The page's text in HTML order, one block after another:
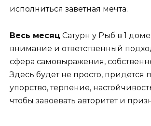
исполниться заветная мечта.
Весь месяц Сатурн у Рыб в 1
внимание и ответственный
сфера самовыражения,
Здесь будет не просто, придется
упорство, терпение,
чтобы завоевать авторитет и